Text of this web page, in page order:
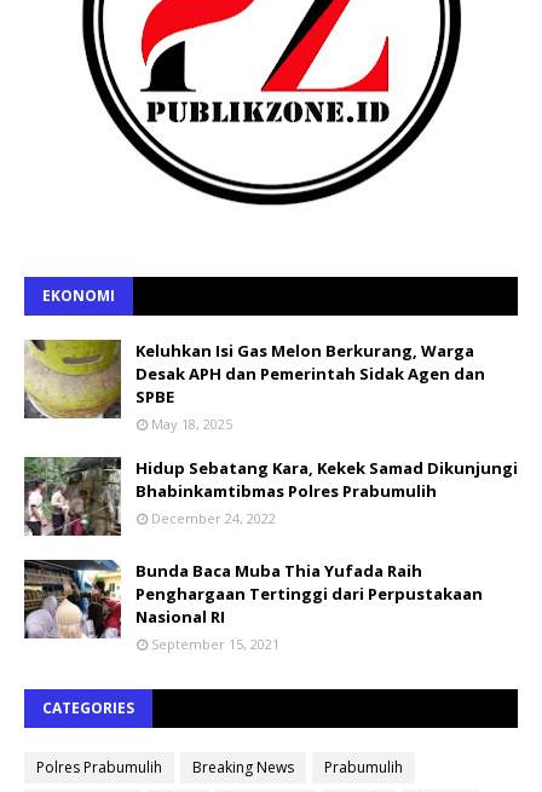
EKONOMI
Keluhkan Isi Gas Melon Berkurang, Warga
Desak APH dan Pemerintah Sidak Agen dan
SPBE
May 18, 2025
Hidup Sebatang Kara, Kekek Samad Dikunjungi
Bhabinkamtibmas Polres Prabumulih
December 24, 2022
Bunda Baca Muba Thia Yufada Raih
Penghargaan Tertinggi dari Perpustakaan
Nasional RI
September 15, 2021
CATEGORIES
Polres Prabumulih Breaking News
Prabumulih